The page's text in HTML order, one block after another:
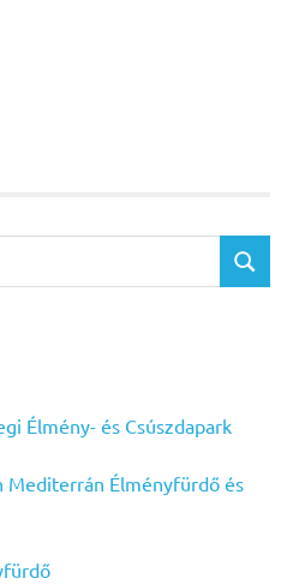
SEARCH
Élmény- és Csúszdapark
Mediterrán Élményfürdő és